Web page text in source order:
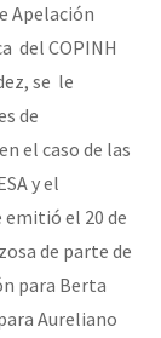
Apelación
del COPINH
se le
de
el caso de las
y el
el 20 de
de parte de
para Berta
Aureliano